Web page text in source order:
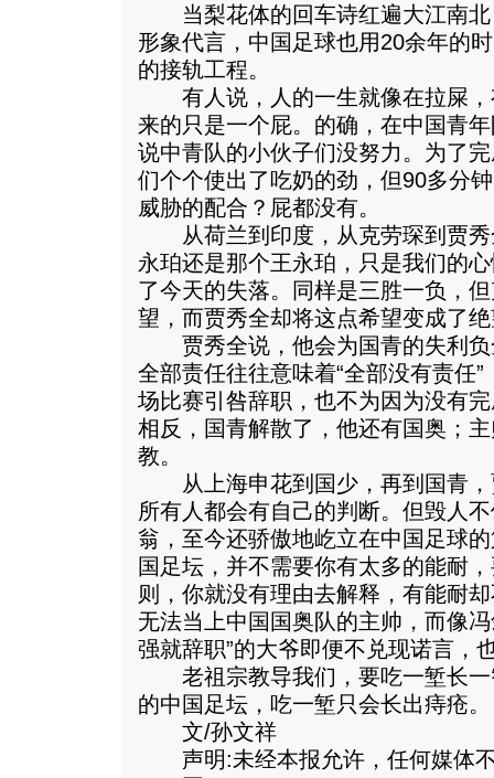
当梨花体的回车诗红遍大江南北
形象代言，中国足球也用20余年的
的接轨工程。
有人说，人的一生就像在拉屎，
来的只是一个屁。的确，在中国青
说中青队的小伙子们没努力。为了
们个个使出了吃奶的劲，但90多分
威胁的配合？屁都没有。
从荷兰到印度，从克劳琛到贾秀
永珀还是那个王永珀，只是我们的
了今天的失落。同样是三胜一负，
望，而贾秀全却将这点希望变成了
贾秀全说，他会为国青的失利负
全部责任往往意味着“全部没有责任
场比赛引咎辞职，也不为因为没有
相反，国青解散了，他还有国奥；
教。
从上海申花到国少，再到国青，
所有人都会有自己的判断。但毁人
翁，至今还骄傲地屹立在中国足球
国足坛，并不需要你有太多的能耐
则，你就没有理由去解释，有能耐
无法当上中国国奥队的主帅，而像
强就辞职”的大爷即便不兑现诺言，
老祖宗教导我们，要吃一堑长一
的中国足坛，吃一堑只会长出痔疮。
文/孙文祥
声明:未经本报允许，任何媒体